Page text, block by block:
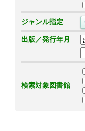
ジャンル指定
出版／発行年月
検索対象図書館